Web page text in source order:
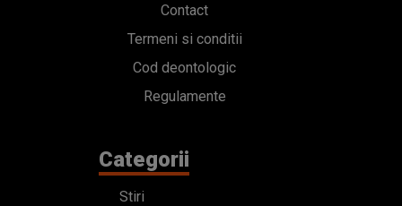
Contact
Termeni si conditii
Cod deontologic
Regulamente
Categorii
Stiri